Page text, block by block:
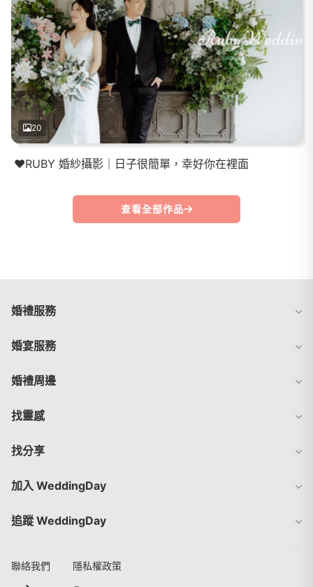
20
❤️RUBY 婚紗攝影｜日子很簡單，幸好你在裡面
查看全部作品
婚禮服務
婚宴服務
婚禮周邊
找靈感
找分享
加入 WeddingDay
追蹤 WeddingDay
聯絡我們 隱私權政策